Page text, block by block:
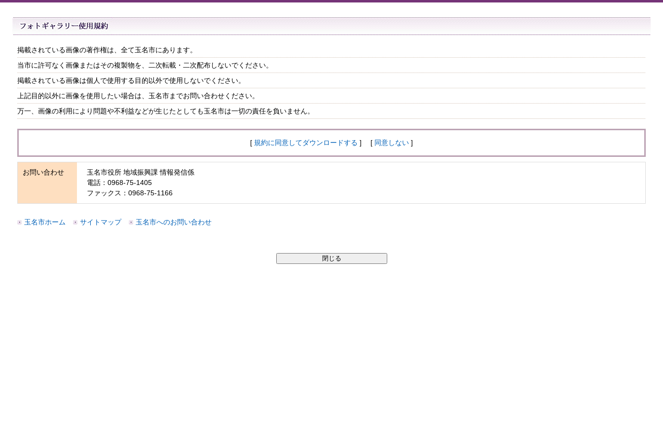
掲載されている画像の著作権は、全て玉名市にあります。
当市に許可なく画像またはその複製物を、二次転載・二次配布しないでください。
掲載されている画像は個人で使用する目的以外で使用しないでください。
上記目的以外に画像を使用したい場合は、玉名市までお問い合わせください。
万一、画像の利用により問題や不利益などが生じたとしても玉名市は一切の責任を負いません。
[ 規約に同意してダウンロードする ] [ 同意しない ]
お問い合わせ
玉名市役所 地域振興課 情報発信係
電話：0968-75-1405
ファックス：0968-75-1166
玉名市ホーム サイトマップ 玉名市へのお問い合わせ